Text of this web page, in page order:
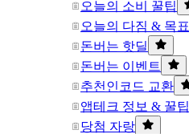
오늘의 소비 꿀팁
오늘의 다짐 & 목표
돈버는 핫딜
돈버는 이벤트
추천인코드 교환
앱테크 정보 & 꿀팁
당첨 자랑